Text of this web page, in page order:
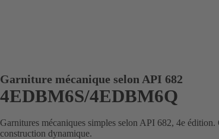
Garniture mécanique selon API 682
4EDBM6S/4EDBM6Q
Garnitures mécaniques simples selon API 682, 4e
construction dynamique.